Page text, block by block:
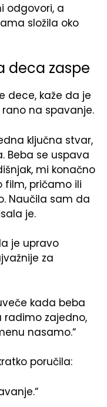
odgovori, a
složila oko
deca zaspe
dece, kaže da je
na spavanje.
ključna stvar,
Beba se uspava
mi konačno
film, pričamo ili
Naučila sam da
je.
je upravo
za
kada beba
radimo zajedno,
nasamo.“
poručila: